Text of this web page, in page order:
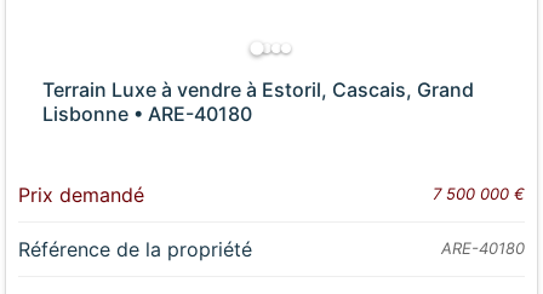
Terrain Luxe à vendre à Estoril, Cascais, Grand
Lisbonne • ARE-40180
Prix demandé 7 500 000 €
Référence de la propriété ARE-40180